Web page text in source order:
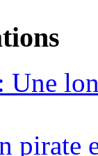
pirate